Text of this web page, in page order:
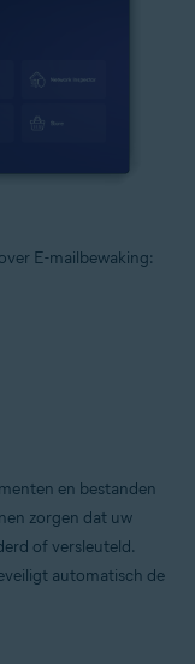
E-mailbewaking:
en bestanden
zorgen dat uw
of versleuteld.
automatisch de